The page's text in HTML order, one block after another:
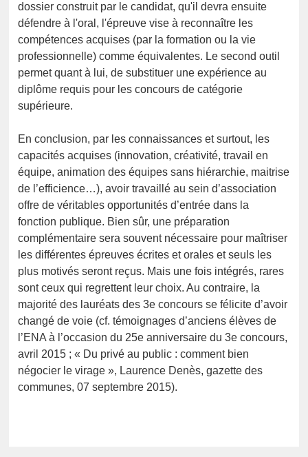
dossier construit par le candidat, qu'il devra ensuite
défendre à l'oral, l'épreuve vise à reconnaître les
compétences acquises (par la formation ou la vie
professionnelle) comme équivalentes. Le second outil
permet quant à lui, de substituer une expérience au
diplôme requis pour les concours de catégorie
supérieure.
En conclusion, par les connaissances et surtout, les
capacités acquises (innovation, créativité, travail en
équipe, animation des équipes sans hiérarchie, maitrise
de l’efficience…), avoir travaillé au sein d’association
offre de véritables opportunités d’entrée dans la
fonction publique. Bien sûr, une préparation
complémentaire sera souvent nécessaire pour maîtriser
les différentes épreuves écrites et orales et seuls les
plus motivés seront reçus. Mais une fois intégrés, rares
sont ceux qui regrettent leur choix. Au contraire, la
majorité des lauréats des 3e concours se félicite d’avoir
changé de voie (cf. témoignages d’anciens élèves de
l’ENA à l’occasion du 25e anniversaire du 3e concours,
avril 2015 ; « Du privé au public : comment bien
négocier le virage », Laurence Denès, gazette des
communes, 07 septembre 2015).